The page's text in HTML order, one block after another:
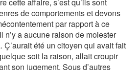
de comportements et devons
par rapport à ce
n’y a aucune raison de molester
Ç’aurait été un citoyen qui avait fait
soit la raison, allait croupir
son jugement. Sous d’autres